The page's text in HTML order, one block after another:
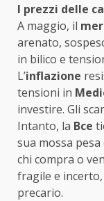
I prezzi delle
A maggio, il
arenato,
in bilico e
L’inflazione
tensioni in
investire. Gli
Intanto, la Bce
sua mossa
chi compra o
fragile e
precario.